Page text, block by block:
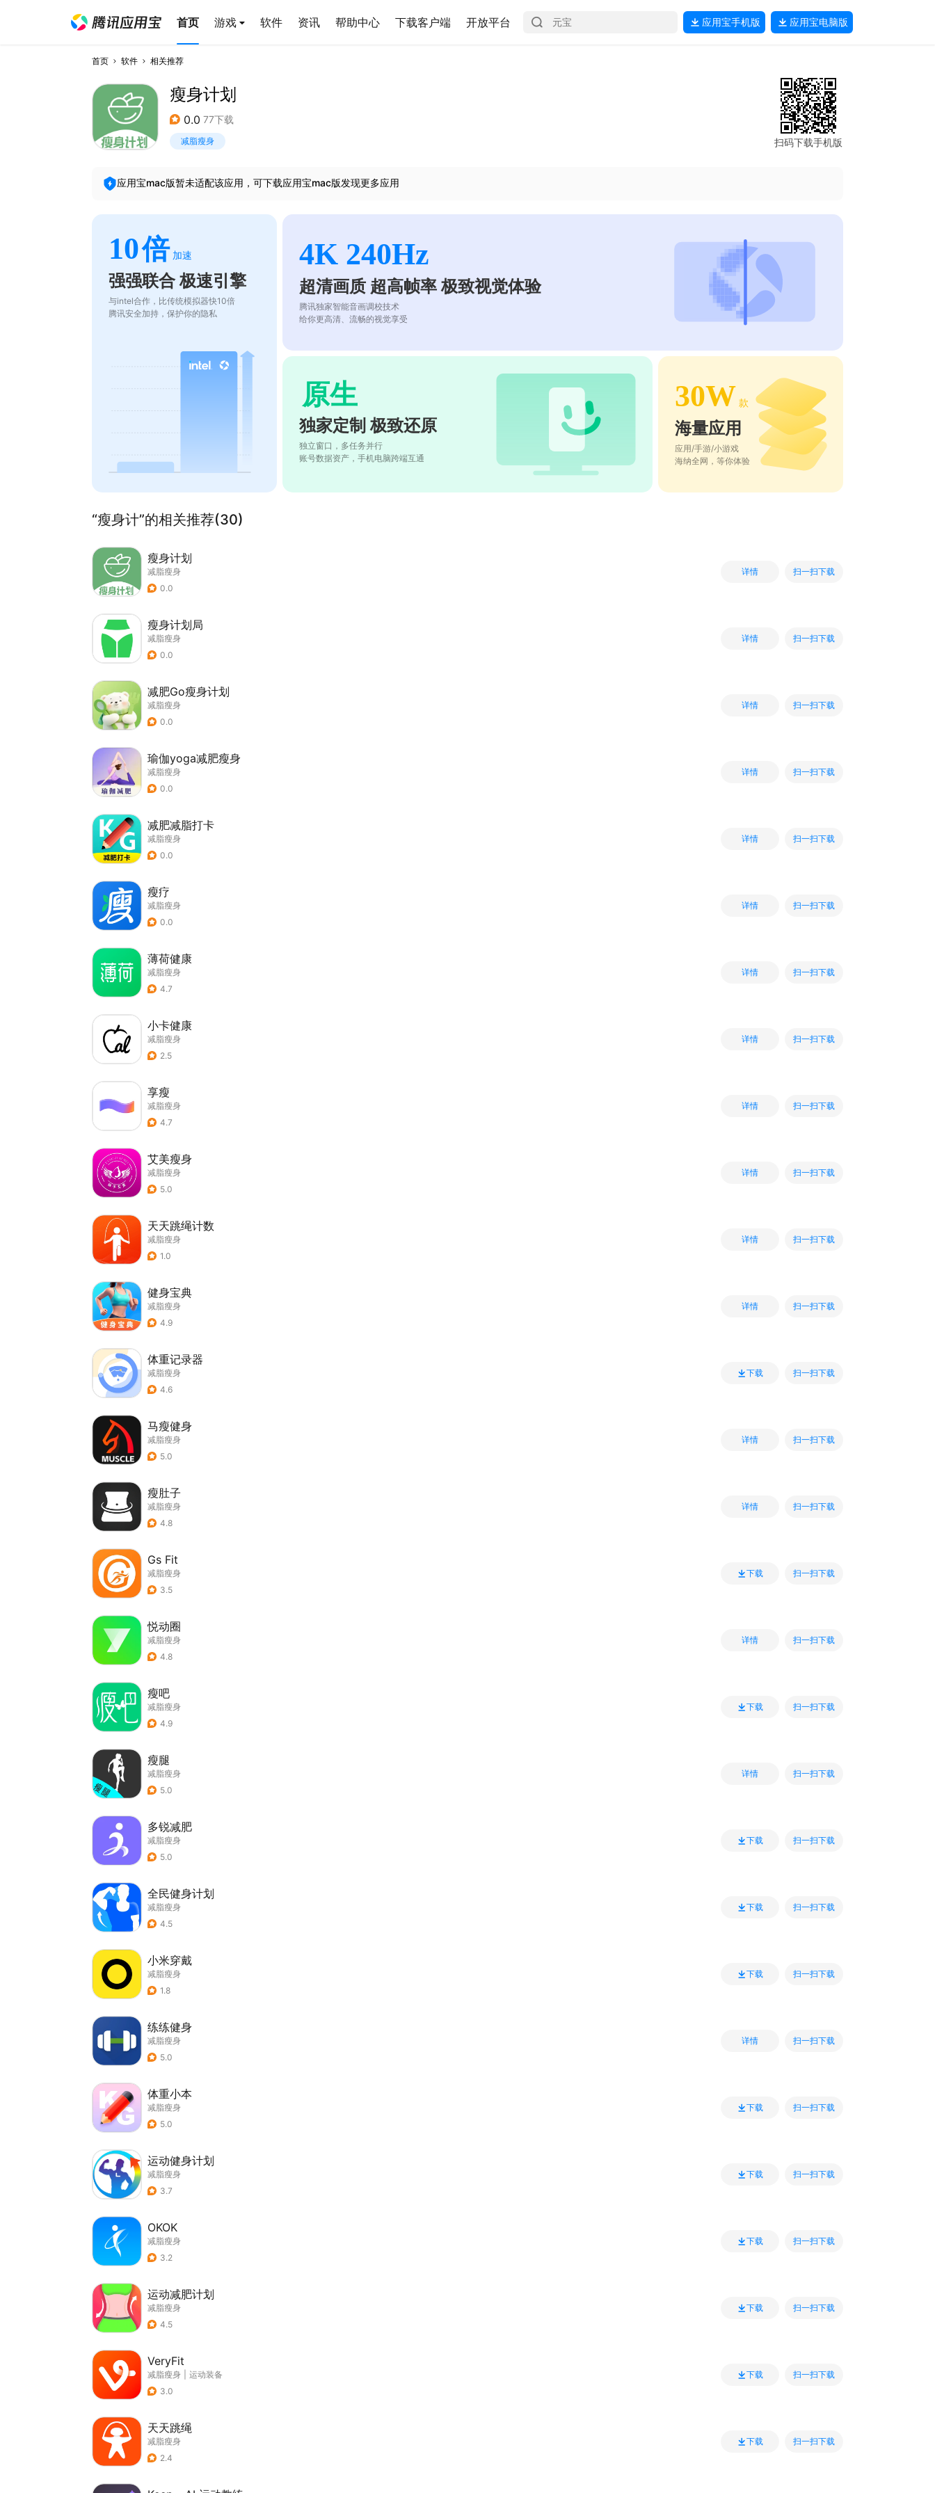
首页 游戏 软件 资讯 帮助中心 下载客户端 开放平台 应用宝手机版 应用宝电脑版
首页 软件 相关推荐
瘦身计划
0.0 77下载
减脂瘦身 扫码下载手机版
应用宝mac版暂未适配该应用，可下载应用宝mac版发现更多应用
10倍 加速
强强联合 极速引擎
与intel合作，比传统模拟器快10倍
腾讯安全加持，保护你的隐私
4K 240Hz
超清画质 超高帧率 极致视觉体验
腾讯独家智能音画调校技术
给你更高清、流畅的视觉享受
原生
独家定制 极致还原
独立窗口，多任务并行
账号数据资产，手机电脑跨端互通
30W 款
海量应用
应用/手游/小游戏
海纳全网，等你体验
“瘦身计”的相关推荐(30)
瘦身计划
减脂瘦身
0.0
详情 扫一扫下载
瘦身计划局
减脂瘦身
0.0
详情 扫一扫下载
减肥Go瘦身计划
减脂瘦身
0.0
详情 扫一扫下载
瑜伽yoga减肥瘦身
减脂瘦身
0.0
详情 扫一扫下载
减肥减脂打卡
减脂瘦身
0.0
详情 扫一扫下载
瘦疗
减脂瘦身
0.0
详情 扫一扫下载
薄荷健康
减脂瘦身
4.7
详情 扫一扫下载
小卡健康
减脂瘦身
2.5
详情 扫一扫下载
享瘦
减脂瘦身
4.7
详情 扫一扫下载
艾美瘦身
减脂瘦身
5.0
详情 扫一扫下载
天天跳绳计数
减脂瘦身
1.0
详情 扫一扫下载
健身宝典
减脂瘦身
4.9
详情 扫一扫下载
体重记录器
减脂瘦身
4.6
下载 扫一扫下载
马瘦健身
减脂瘦身
5.0
详情 扫一扫下载
瘦肚子
减脂瘦身
4.8
详情 扫一扫下载
Gs Fit
减脂瘦身
3.5
下载 扫一扫下载
悦动圈
减脂瘦身
4.8
详情 扫一扫下载
瘦吧
减脂瘦身
4.9
下载 扫一扫下载
瘦腿
减脂瘦身
5.0
详情 扫一扫下载
多锐减肥
减脂瘦身
5.0
下载 扫一扫下载
全民健身计划
减脂瘦身
4.5
下载 扫一扫下载
小米穿戴
减脂瘦身
1.8
下载 扫一扫下载
练练健身
减脂瘦身
5.0
详情 扫一扫下载
体重小本
减脂瘦身
5.0
下载 扫一扫下载
运动健身计划
减脂瘦身
3.7
下载 扫一扫下载
OKOK
减脂瘦身
3.2
下载 扫一扫下载
运动减肥计划
减脂瘦身
4.5
下载 扫一扫下载
VeryFit
减脂瘦身
运动装备
3.0
下载 扫一扫下载
天天跳绳
减脂瘦身
2.4
下载 扫一扫下载